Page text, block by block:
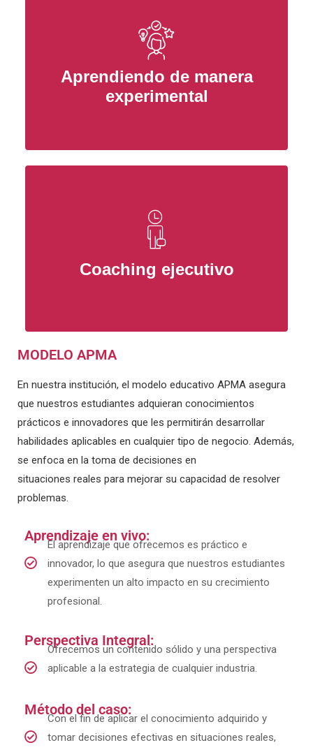
Aprendiendo de manera
experimental
Coaching ejecutivo
MODELO APMA
En nuestra institución, el modelo educativo APMA asegura
que nuestros estudiantes adquieran conocimientos
prácticos e innovadores que les permitirán desarrollar
habilidades aplicables en cualquier tipo de negocio. Además,
se enfoca en la toma de decisiones en
situaciones reales para mejorar su capacidad de resolver
problemas.
Aprendizaje en vivo:
El aprendizaje que ofrecemos es práctico e
innovador, lo que asegura que nuestros estudiantes
experimenten un alto impacto en su crecimiento
profesional.
Perspectiva Integral:
Ofrecemos un contenido sólido y una perspectiva
aplicable a la estrategia de cualquier industria.
Método del caso:
Con el fin de aplicar el conocimiento adquirido y
tomar decisiones efectivas en situaciones reales,